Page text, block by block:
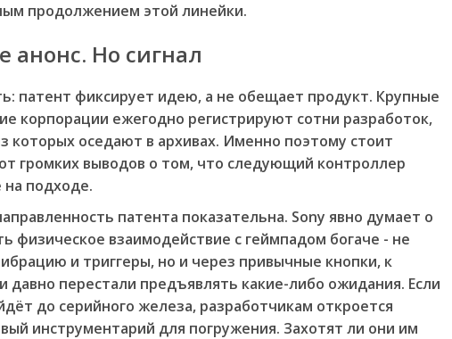
продолжением этой линейки.
анонс. Но сигнал
патент фиксирует идею, а не обещает продукт. Крупные
корпорации ежегодно регистрируют сотни разработок,
которых оседают в архивах. Именно поэтому стоит
громких выводов о том, что следующий контроллер
подходе.
патента показательна. Sony явно думает о
физическое взаимодействие с геймпадом богаче - не
и триггеры, но и через привычные кнопки, к
давно перестали предъявлять какие-либо ожидания. Если
до серийного железа, разработчикам откроется
инструментарий для погружения. Захотят ли они им